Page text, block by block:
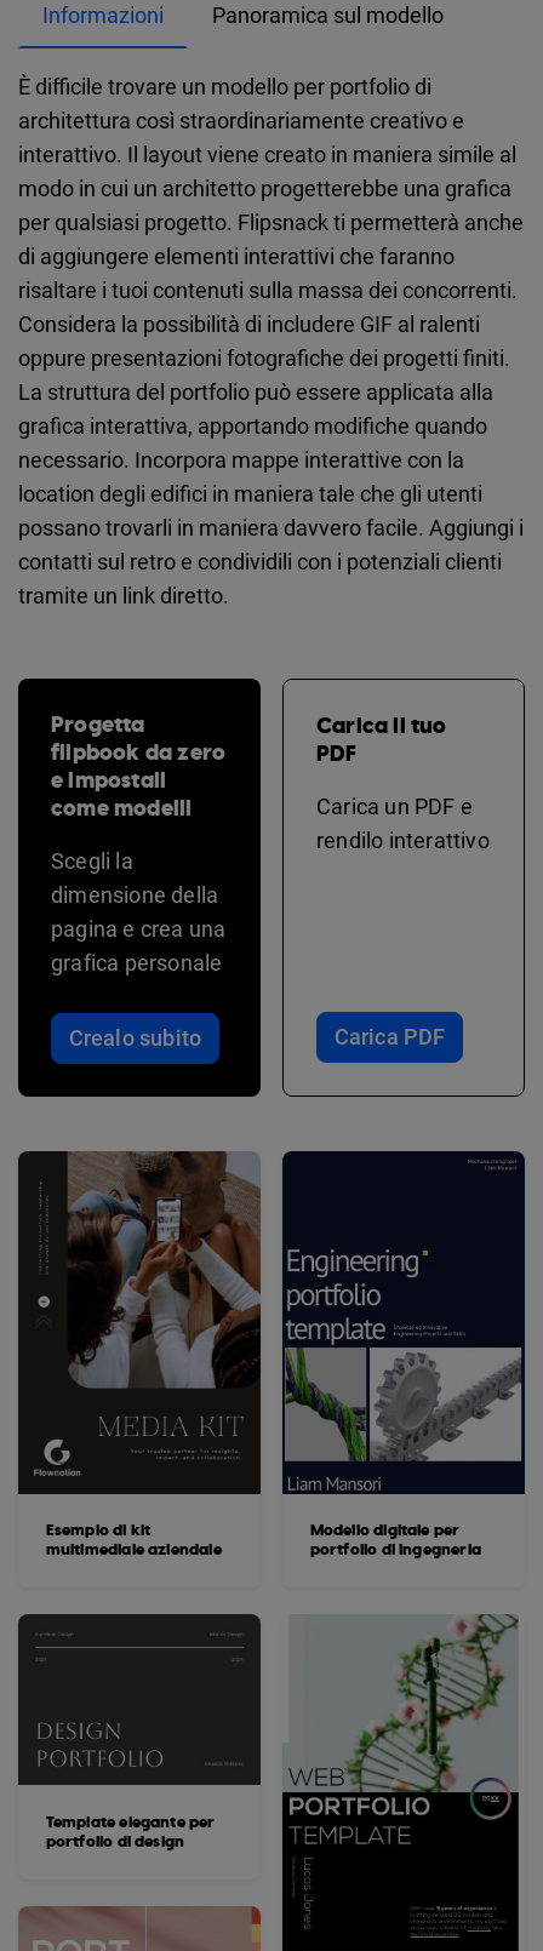
Informazioni Panoramica sul modello
È difficile trovare un modello per portfolio di
architettura così straordinariamente creativo e
interattivo. Il layout viene creato in maniera simile al
modo in cui un architetto progetterebbe una grafica
per qualsiasi progetto. Flipsnack ti permetterà anche
di aggiungere elementi interattivi che faranno
risaltare i tuoi contenuti sulla massa dei concorrenti.
Considera la possibilità di includere GIF al ralenti
oppure presentazioni fotografiche dei progetti finiti.
La struttura del portfolio può essere applicata alla
grafica interattiva, apportando modifiche quando
necessario. Incorpora mappe interattive con la
location degli edifici in maniera tale che gli utenti
possano trovarli in maniera davvero facile. Aggiungi i
contatti sul retro e condividili con i potenziali clienti
tramite un link diretto.
Progetta
flipbook da zero
e impostali
come modelli
Scegli la
dimensione della
pagina e crea una
grafica personale
Crealo subito
Carica il tuo
PDF
Carica un PDF e
rendilo interattivo
Carica PDF
Esempio di kit
multimediale aziendale
Template elegante per
portfolio di design
Modello digitale per
portfolio di ingegneria